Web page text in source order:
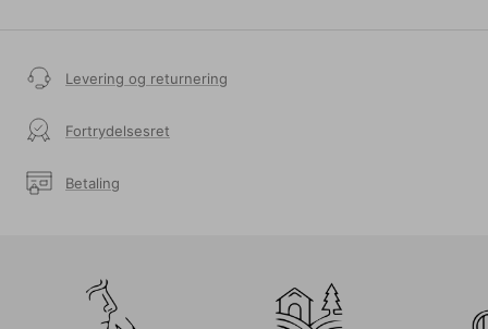
Levering og returnering
Fortrydelsesret
Betaling